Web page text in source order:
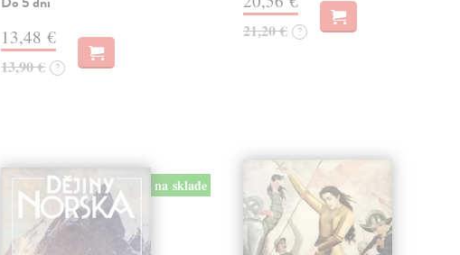
13,48 €
13,90 € ?
21,20 € ?
na sklade